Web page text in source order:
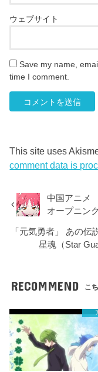
ウェブサイト
Save my name,
time I comment.
This site uses
comment data is
中国アニメ
オープニン
「元気勇者」 あの
星魂（Star
RECOMMEND こ